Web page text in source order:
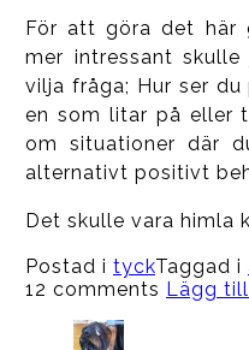
För att göra det här
mer intressant
vilja fråga; Hur ser
en som litar på eller
om situationer där
alternativt positivt
Det skulle vara himla
Postad i tyckTaggad i
12 comments Lägg